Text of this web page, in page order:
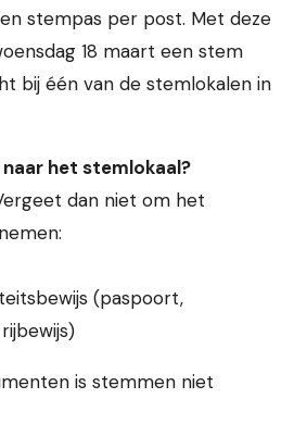
stempas per post. Met deze
18 maart een stem
bij één van de stemlokalen in
het stemlokaal?
dan niet om het
(paspoort,
is stemmen niet